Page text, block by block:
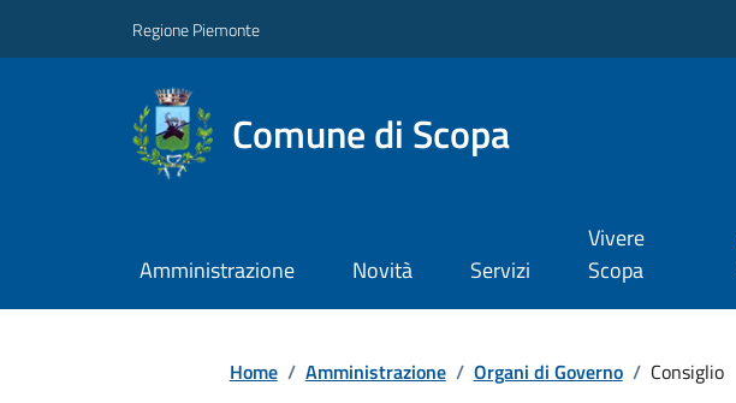
Regione Piemonte
Comune di Scopa
Amministrazione Novità Servizi
Vivere
Scopa
Home / Amministrazione / Organi di Governo / Consiglio